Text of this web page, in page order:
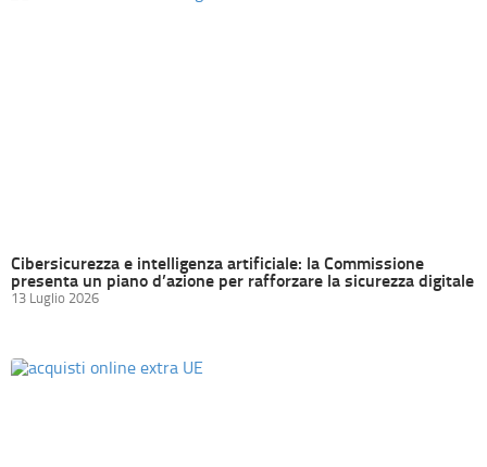
Cibersicurezza e intelligenza artificiale: la Commissione
presenta un piano d’azione per rafforzare la sicurezza digitale
13 Luglio 2026